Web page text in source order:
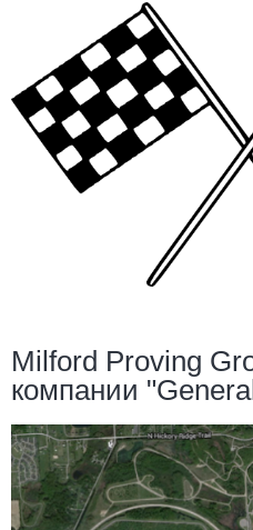
Milford Proving
компании